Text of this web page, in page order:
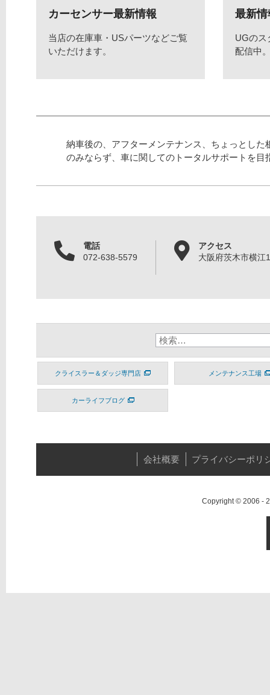
カーセンサー最新情報
当店の在庫車・USパーツなどご覧
いただけます。
最新情
UGのス
配信中
納車後の、アフターメンテナンス、ちょっとした
のみならず、車に関してのトータルサポートを目
電話
072-638-5579
アクセス
大阪府茨木市横江
クライスラー＆ダッジ専門店 メンテナンス工場
カーライフブログ
会社概要 プライバシーポリ
Copyright © 2006 -